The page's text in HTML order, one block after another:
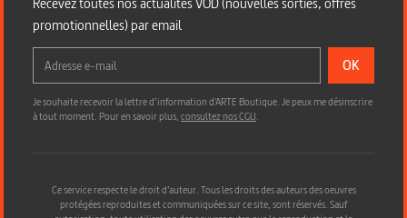
promotionnelles) par email
OK
Je souhaite recevoir la lettre d’information d'ARTE Boutique. Je peux me désinscrire
à tout moment. Pour en savoir plus,consultez nos CGU.
Ce service respecte le droit d’auteur. Tous les droits des auteurs des oeuvres
protégées reproduites et communiquées sur ce site, sont réservés. Sauf